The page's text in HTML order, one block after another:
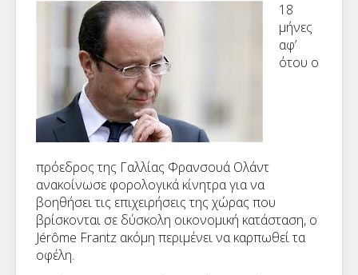
18
μήνες
αφ’
ότου ο
πρόεδρος της Γαλλίας Φρανσουά Ολάντ
ανακοίνωσε φορολογικά κίνητρα για να
βοηθήσει τις επιχειρήσεις της χώρας που
βρίσκονται σε δύσκολη οικονομική κατάσταση, ο
Jérôme Frantz ακόμη περιμένει να καρπωθεί τα
οφέλη.